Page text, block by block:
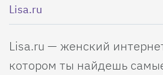
Lisa.ru
Lisa.ru — женский
котором ты найдешь